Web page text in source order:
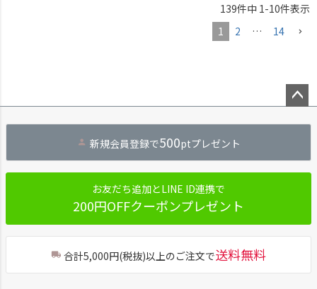
139件中 1-10件表示
1
2 … 14
ジト
へ
新規会員登録で500ptプレゼント
お友だち追加とLINE ID連携で
200円OFFクーポンプレゼント
合計5,000円(税抜)以上のご注文で送料無料